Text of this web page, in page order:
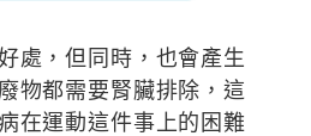
，但同時，也會產生
物都需要腎臟排除，這
在運動這件事上的困難